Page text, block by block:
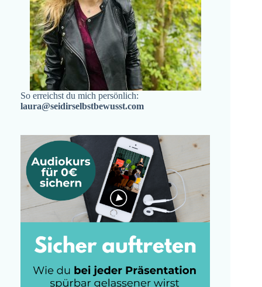
So erreichst du mich persönlich:
laura@seidirselbstbewusst.com